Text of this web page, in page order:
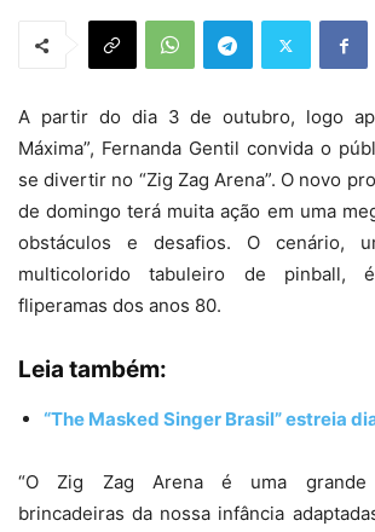
A partir do dia 3 de outubro, logo
Máxima”, Fernanda Gentil convida o
se divertir no “Zig Zag Arena”. O novo
de domingo terá muita ação em uma
obstáculos e desafios. O cenário,
multicolorido tabuleiro de pinball,
fliperamas dos anos 80.
Leia também:
“The Masked Singer Brasil” estreia
“O Zig Zag Arena é uma grande
brincadeiras da nossa infância